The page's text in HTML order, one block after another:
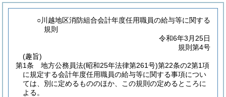
○川越地区消防組合会計年度任用職員の給与等に関する
規則
令和6年3月25日
規則第4号
(趣旨)
第1条
地方公務員法(昭和25年法律第261号)第22条の2第1項
に規定する会計年度任用職員の給与等に関する事項につい
ては、別に定めるもののほか、この規則の定めるところに
よる。